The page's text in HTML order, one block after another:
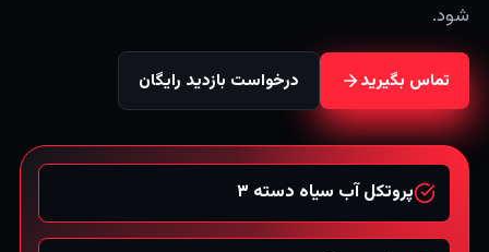
شود.
تماس بگیرید درخواست بازدید رایگان
پروتکل آب سیاه دسته ۳